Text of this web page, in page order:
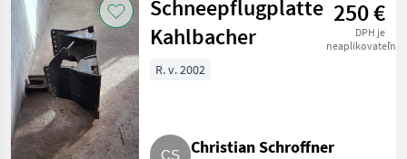
Snehový pluh
Schneepflugplatte
Kahlbacher
250 €
DPH je
neaplikovateľné
R. v. 2002
Christian Schroffner